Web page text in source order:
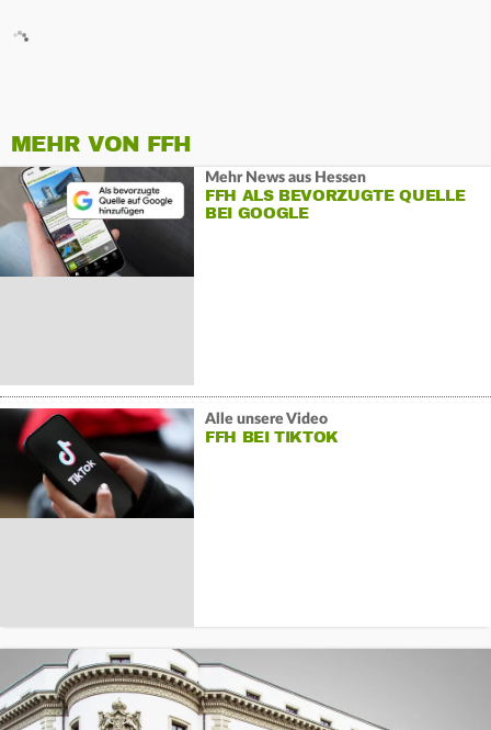
MEHR VON FFH
Mehr News aus Hessen
FFH ALS BEVORZUGTE QUELLE
BEI GOOGLE
Alle unsere Video
FFH BEI TIKTOK